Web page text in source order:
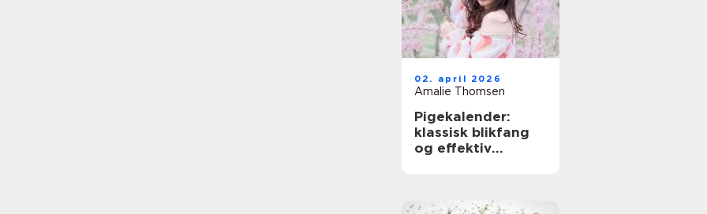
02. april 2026
Amalie Thomsen
Pigekalender:
klassisk blikfang
og effektiv